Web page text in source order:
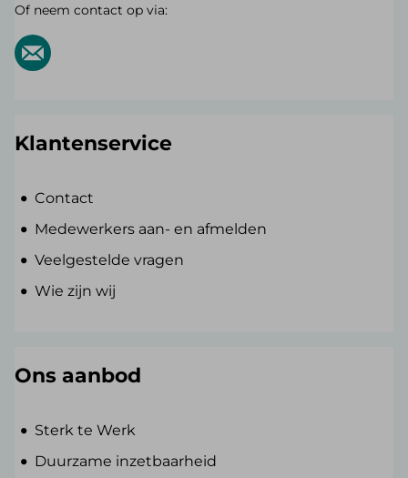
Of neem contact op via:
Klantenservice
Contact
Medewerkers aan- en afmelden
Veelgestelde vragen
Wie zijn wij
Ons aanbod
Sterk te Werk
Duurzame inzetbaarheid